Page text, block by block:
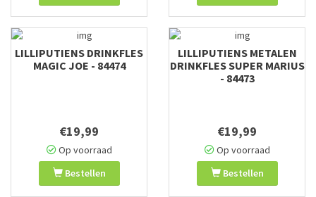
LILLIPUTIENS DRINKFLES
MAGIC JOE - 84474
€19,99
Op voorraad
Bestellen
LILLIPUTIENS METALEN
DRINKFLES SUPER MARIUS
- 84473
€19,99
Op voorraad
Bestellen